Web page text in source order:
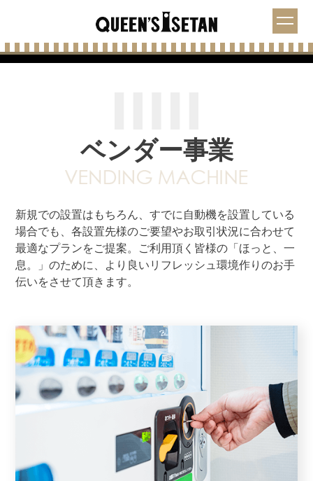
ベンダー事業
新規での設置はもちろん、すでに自動機を設置している
場合でも、各設置先様のご要望やお取引状況に合わせて
最適なプランをご提案。ご利用頂く皆様の「ほっと、一
息。」のために、より良いリフレッシュ環境作りのお手
伝いをさせて頂きます。